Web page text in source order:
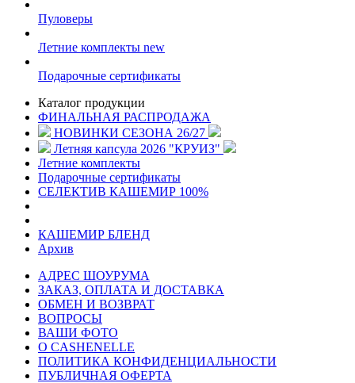
Пуловеры
Летние комплекты new
Подарочные сертификаты
Каталог продукции
ФИНАЛЬНАЯ РАСПРОДАЖА
НОВИНКИ СЕЗОНА 26/27
Летняя капсула 2026 "КРУИЗ"
Летние комплекты
Подарочные сертификаты
СЕЛЕКТИВ КАШЕМИР 100%
КАШЕМИР БЛЕНД
Архив
АДРЕС ШОУРУМА
ЗАКАЗ, ОПЛАТА И ДОСТАВКА
ОБМЕН И ВОЗВРАТ
ВОПРОСЫ
ВАШИ ФОТО
О CASHENELLE
ПОЛИТИКА КОНФИДЕНЦИАЛЬНОСТИ
ПУБЛИЧНАЯ ОФЕРТА